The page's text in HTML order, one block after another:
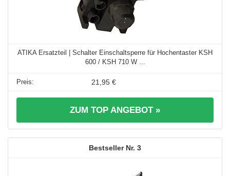
ATIKA Ersatzteil | Schalter Einschaltsperre für Hochentaster KSH
600 / KSH 710 W ...
21,95 €
ZUM TOP ANGEBOT »
3